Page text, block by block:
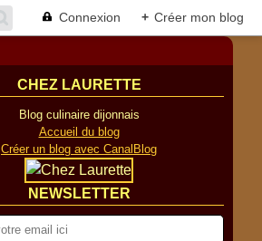
Connexion + Créer mon blog
CHEZ LAURETTE
Blog culinaire dijonnais
Accueil du blog
Créer un blog avec CanalBlog
NEWSLETTER